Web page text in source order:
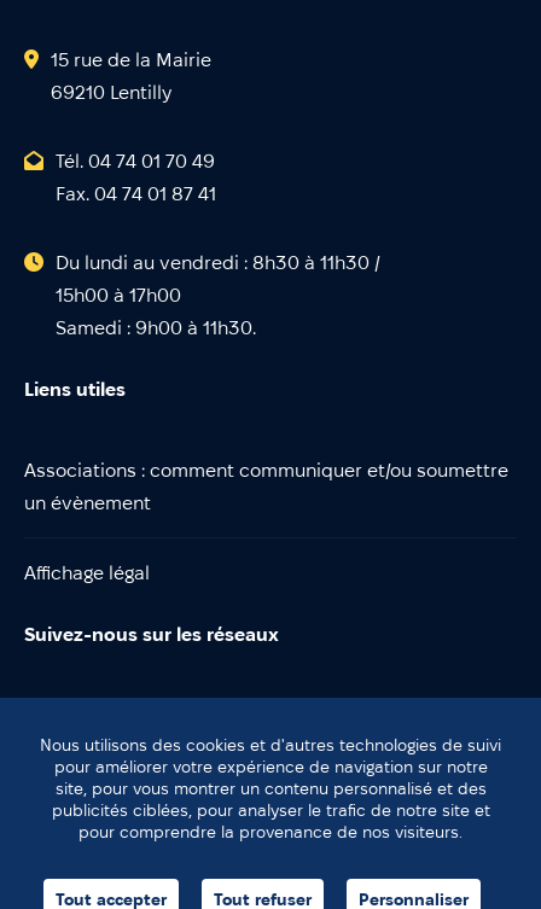
15 rue de la Mairie
69210 Lentilly
Tél. 04 74 01 70 49
Fax. 04 74 01 87 41
Du lundi au vendredi : 8h30 à 11h30 /
15h00 à 17h00
Samedi : 9h00 à 11h30.
Liens utiles
Associations : comment communiquer et/ou soumettre
un évènement
Affichage légal
Suivez-nous sur les réseaux
© Lentilly
Plan du site
agence helli•hello
Nous utilisons des cookies et d'autres technologies de suivi
pour améliorer votre expérience de navigation sur notre
site, pour vous montrer un contenu personnalisé et des
publicités ciblées, pour analyser le trafic de notre site et
pour comprendre la provenance de nos visiteurs.
Tout accepter Tout refuser Personnaliser